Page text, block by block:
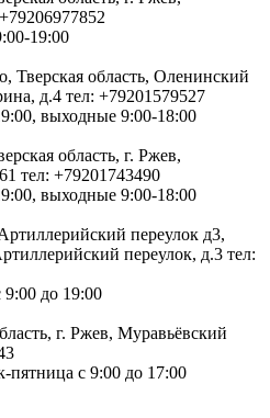
19:00
область, Оленинский
д.4 тел: +79201579527
выходные 9:00-18:00
область, г. Ржев,
тел: +79201743490
выходные 9:00-18:00
переулок д3,
переулок, д.3 тел:
до 19:00
г. Ржев, Муравьёвский
пятница с 9:00 до 17:00